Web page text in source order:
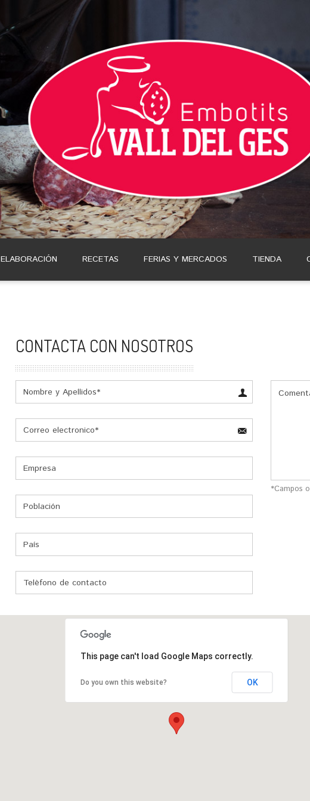
ELABORACIÓN RECETAS FERIAS Y MERCADOS TIENDA
CONTACTA CON NOSOTROS
*Campos
This page can't load Google Maps correctly.
Do you own this website? OK